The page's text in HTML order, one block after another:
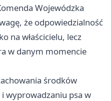
Wojewódzka
że odpowiedzialność
na właścicielu, lecz
w danym momencie
środków
wyprowadzaniu psa w